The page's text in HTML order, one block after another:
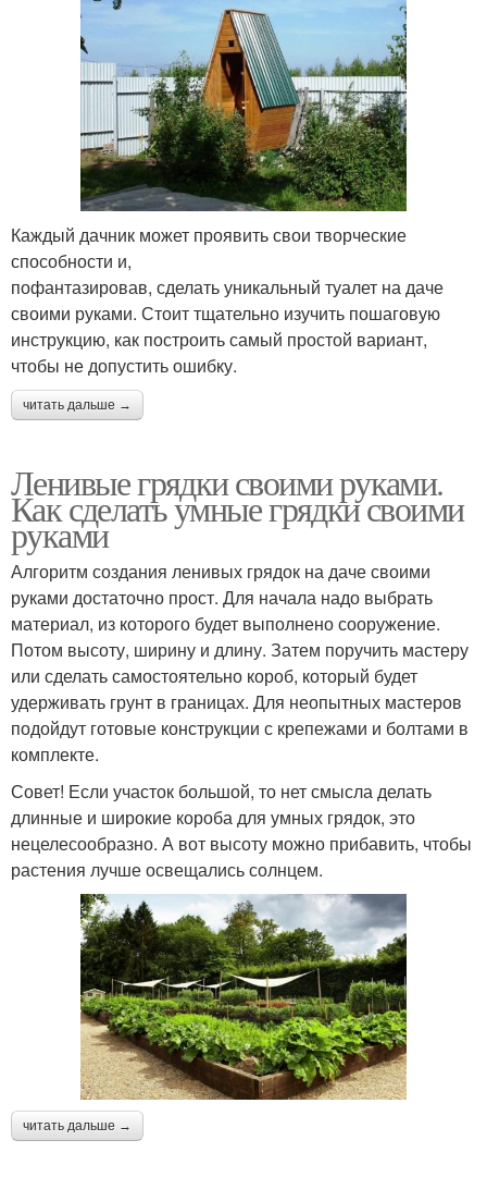
Каждый дачник может проявить свои творческие
способности и,
пофантазировав, сделать уникальный туалет на даче
своими руками. Стоит тщательно изучить пошаговую
инструкцию, как построить самый простой вариант,
чтобы не допустить ошибку.
читать дальше →
Ленивые грядки своими руками.
Как сделать умные грядки своими
руками
Алгоритм создания ленивых грядок на даче своими
руками достаточно прост. Для начала надо выбрать
материал, из которого будет выполнено сооружение.
Потом высоту, ширину и длину. Затем поручить мастеру
или сделать самостоятельно короб, который будет
удерживать грунт в границах. Для неопытных мастеров
подойдут готовые конструкции с крепежами и болтами в
комплекте.
Совет! Если участок большой, то нет смысла делать
длинные и широкие короба для умных грядок, это
нецелесообразно. А вот высоту можно прибавить, чтобы
растения лучше освещались солнцем.
читать дальше →